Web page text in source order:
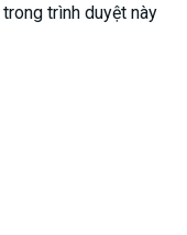
trình duyệt này